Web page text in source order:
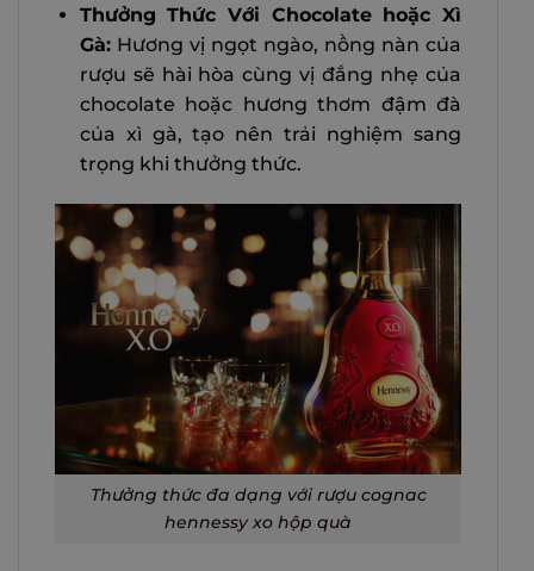
Thưởng Thức Với Chocolate hoặc Xì
Gà:Hương vị ngọt ngào, nồng nàn của
rượu sẽ hài hòa cùng vị đắng nhẹ của
chocolate hoặc hương thơm đậm đà
của xì gà, tạo nên trải nghiệm sang
trọng khi thưởng thức.
Thưởng thức đa dạng với rượu cognac
hennessy xo hộp quà